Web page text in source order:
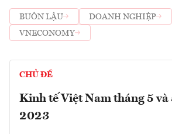
BUÔN LẬU DOANH NGHIỆP
VNECONOMY
CHỦ ĐỀ
Kinh tế Việt Nam tháng 5 và
2023